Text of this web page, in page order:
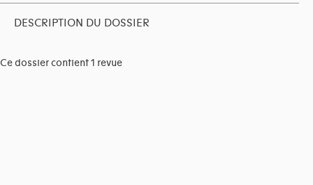
DESCRIPTION DU DOSSIER
Ce dossier contient 1 revue